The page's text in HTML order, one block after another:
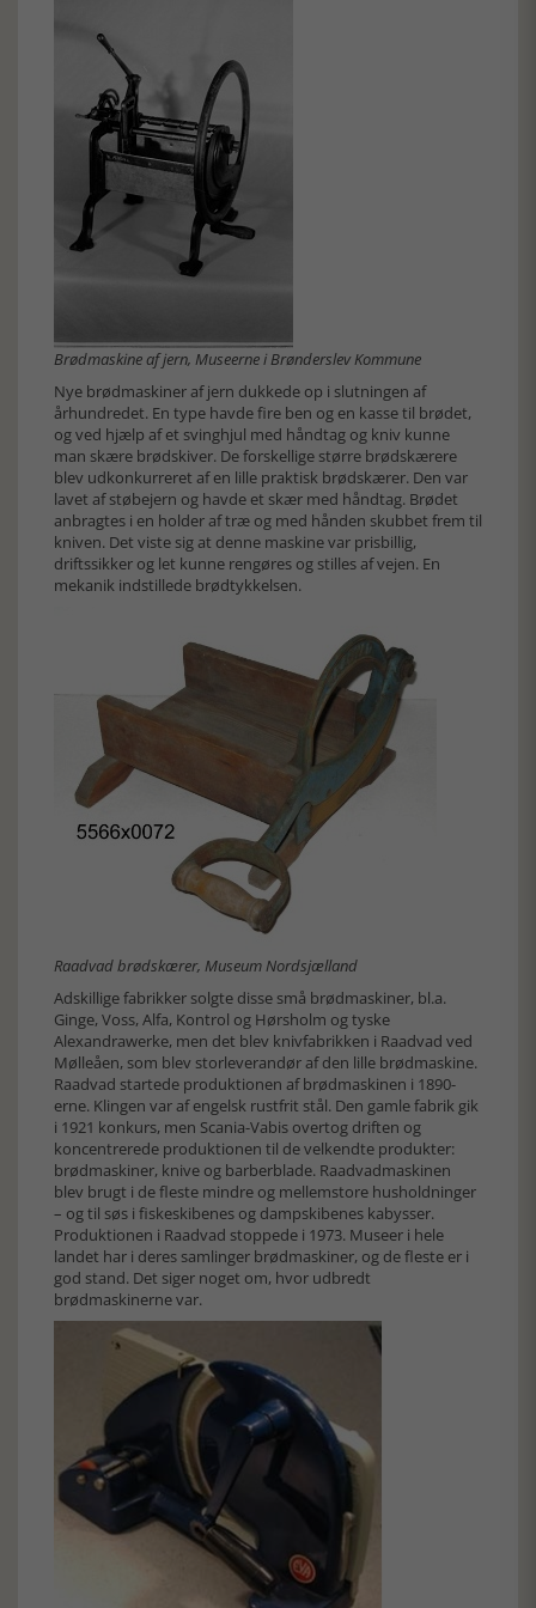
Brødmaskine af jern, Museerne i Brønderslev Kommune
Nye brødmaskiner af jern dukkede op i slutningen af
århundredet. En type havde fire ben og en kasse til brødet,
og ved hjælp af et svinghjul med håndtag og kniv kunne
man skære brødskiver. De forskellige større brødskærere
blev udkonkurreret af en lille praktisk brødskærer. Den var
lavet af støbejern og havde et skær med håndtag. Brødet
anbragtes i en holder af træ og med hånden skubbet frem til
kniven. Det viste sig at denne maskine var prisbillig,
driftssikker og let kunne rengøres og stilles af vejen. En
mekanik indstillede brødtykkelsen.
Raadvad brødskærer, Museum Nordsjælland
Adskillige fabrikker solgte disse små brødmaskiner, bl.a.
Ginge, Voss, Alfa, Kontrol og Hørsholm og tyske
Alexandrawerke, men det blev knivfabrikken i Raadvad ved
Mølleåen, som blev storleverandør af den lille brødmaskine.
Raadvad startede produktionen af brødmaskinen i 1890-
erne. Klingen var af engelsk rustfrit stål. Den gamle fabrik gik
i 1921 konkurs, men Scania-Vabis overtog driften og
koncentrerede produktionen til de velkendte produkter:
brødmaskiner, knive og barberblade. Raadvadmaskinen
blev brugt i de fleste mindre og mellemstore husholdninger
– og til søs i fiskeskibenes og dampskibenes kabysser.
Produktionen i Raadvad stoppede i 1973. Museer i hele
landet har i deres samlinger brødmaskiner, og de fleste er i
god stand. Det siger noget om, hvor udbredt
brødmaskinerne var.